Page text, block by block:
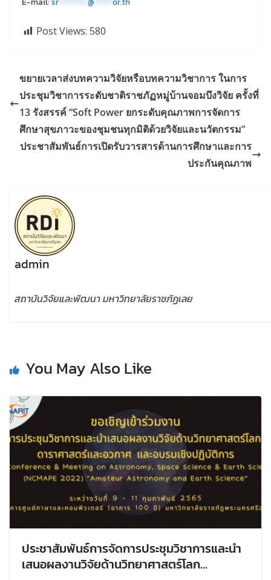
Post Views: 580
ขยายเวลาส่งบทความวิจัยหรือบทความวิชาการ ในการ
ประชุมวิชาการระดับชาติราชภัฏหมู่บ้านจอมบึงวิจัย ครั้งที่
13 รังสรรค์ “Soft Power ยกระดับคุณภาพการจัดการ
ศึกษาสุขภาวะของชุมชนทุกมิติด้วยวิจัยและนวัตกรรม”
ประชาสัมพันธ์การเปิดรับวารสารด้านการศึกษาและการ
ประกันคุณภาพ
admin
สถาบันวิจัยและพัฒนา มหาวิทยาลัยราชภัฏเลย
You May Also Like
ประชาสัมพันธ์การจัดการประชุมวิชาการและนำ
เสนอผลงานวิจัยด้านวิทยาศาสตร์โลก